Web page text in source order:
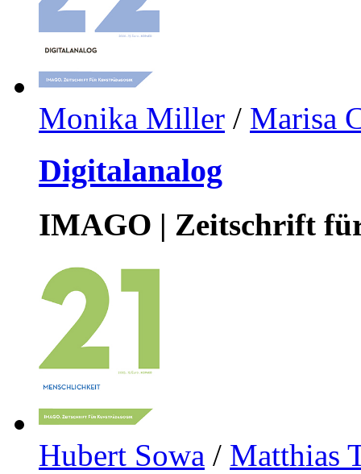
Monika Miller / Marisa
Digitalanalog
IMAGO | Zeitschrift
Hubert Sowa / Matthias